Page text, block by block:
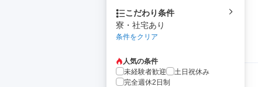
こだわり条件
寮・社宅あり
条件をクリア
人気の条件
未経験者歓迎
土日祝休み
完全週休2日制